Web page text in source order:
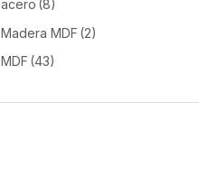
acero (8)
Madera MDF (2)
MDF (43)